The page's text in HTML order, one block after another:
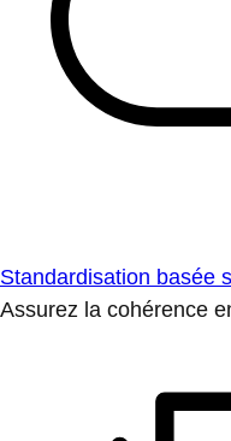
Standardisation basée
Assurez la cohérence